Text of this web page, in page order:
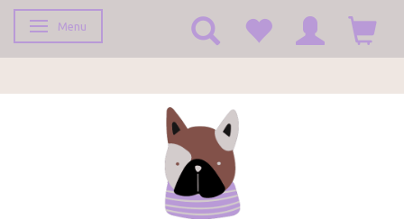
Toggle navigation
Menu